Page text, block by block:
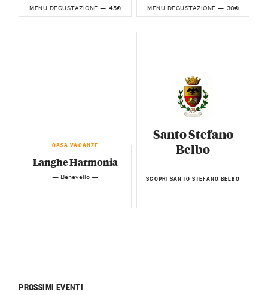
MENU DEGUSTAZIONE — 45€ MENU DEGUSTAZIONE — 30€
CASA VACANZE
Langhe Harmonia
— Benevello —
Santo Stefano
Belbo
SCOPRI SANTO STEFANO BELBO
PROSSIMI EVENTI